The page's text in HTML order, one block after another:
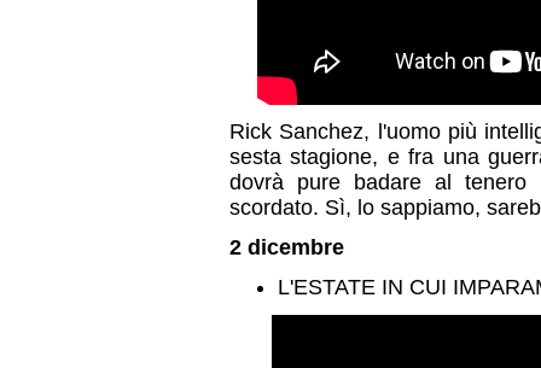
Rick Sanchez, l'uomo più
sesta stagione, e fra una
dovrà pure badare al
scordato. Sì, lo sappiamo,
2 dicembre
L'ESTATE IN CUI